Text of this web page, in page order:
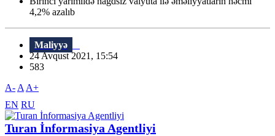
4,2% azalıb
Maliyyə
24 Avqust 2021, 15:54
583
A- A A+
EN RU
Turan İnformasiya Agentliyi